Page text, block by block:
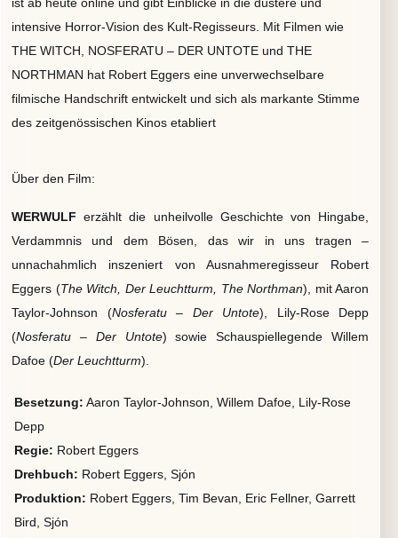
intensive Horror-Vision des Kult-Regisseurs. Mit Filmen wie
THE WITCH, NOSFERATU – DER UNTOTE und THE
NORTHMAN hat Robert Eggers eine unverwechselbare
filmische Handschrift entwickelt und sich als markante Stimme
des zeitgenössischen Kinos etabliert
Über den Film:
WERWULFerzählt die unheilvolle Geschichte von Hingabe,
Verdammnis und dem Bösen, das wir in uns tragen –
unnachahmlich inszeniert von Ausnahmeregisseur Robert
Eggers (The Witch, Der Leuchtturm, The Northman), mit Aaron
Taylor-Johnson (Nosferatu – Der Untote), Lily-Rose Depp
(Nosferatu – Der Untote) sowie Schauspiellegende Willem
Dafoe (Der Leuchtturm).
Besetzung: Aaron Taylor-Johnson, Willem Dafoe, Lily-Rose
Depp
Regie: Robert Eggers
Drehbuch: Robert Eggers, Sjón
Produktion: Robert Eggers, Tim Bevan, Eric Fellner, Garrett
Bird, Sjón